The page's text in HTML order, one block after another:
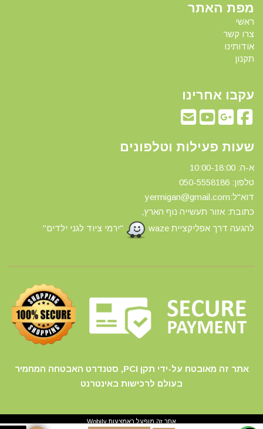
מפת האתר
ראשי
צרו קשר
אודותינו
תקנון
עקבו אחרינו
שעות פעילות וטלפונים
א-ה: 10:00-18:00
טלפון: 0 50-5558186
דוא"ל:yermigan@gmail.com
כתובת: אזור תעשייה נוף הארץ,
להגעה דרך אפליקציית waze
"ירמי ציוד לגני ילדים"
אתר זה מאובטח על-ידי תקן PCI, סטנדרט האבטחה המחמיר
בעולם לרכישות באינטרנט
אתר זה מופעל באמצעותWobily